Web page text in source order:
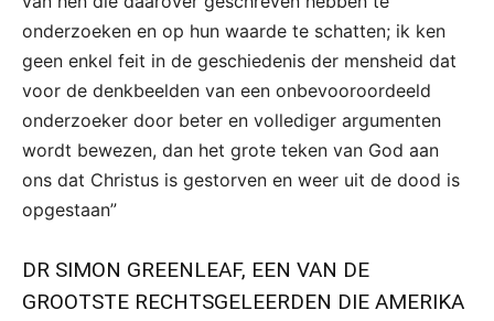
onderzoeken en op hun waarde te schatten; ik ken
geen enkel feit in de geschiedenis der mensheid dat
voor de denkbeelden van een onbevooroordeeld
onderzoeker door beter en vollediger argumenten
wordt bewezen, dan het grote teken van God aan
ons dat Christus is gestorven en weer uit de dood is
opgestaan”
DR SIMON GREENLEAF, EEN VAN DE
GROOTSTE RECHTSGELEERDEN DIE AMERIKA